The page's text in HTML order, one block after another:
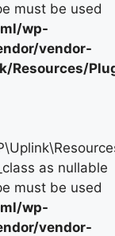
must be used
wp-
vendor-
Resources/
as nullable
must be used
wp-
vendor-